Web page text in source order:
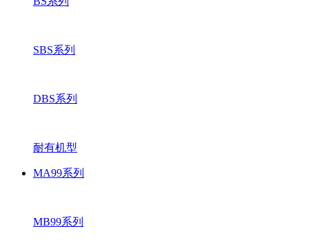
SBS系列
DBS系列
耐有机型
MA99系列
MB99系列